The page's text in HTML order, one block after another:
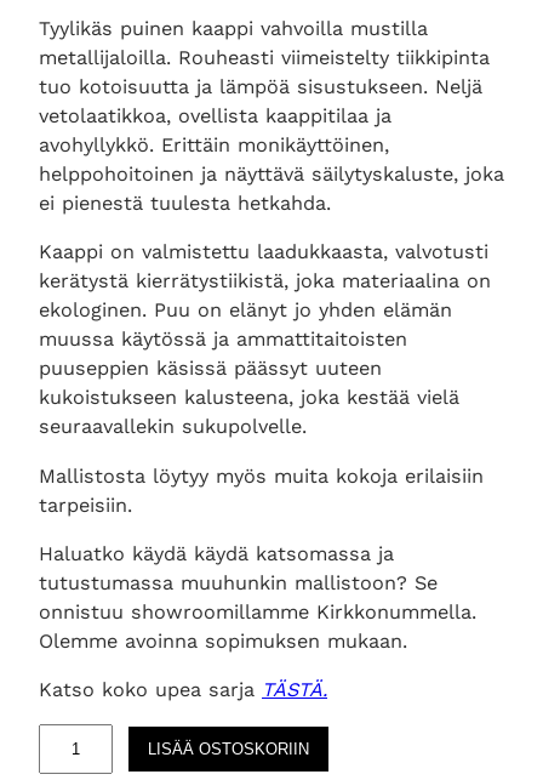
Tyylikäs puinen kaappi vahvoilla mustilla
metallijaloilla. Rouheasti viimeistelty tiikkipinta
tuo kotoisuutta ja lämpöä sisustukseen. Neljä
vetolaatikkoa, ovellista kaappitilaa ja
avohyllykkö. Erittäin monikäyttöinen,
helppohoitoinen ja näyttävä säilytyskaluste, joka
ei pienestä tuulesta hetkahda.
Kaappi on valmistettu laadukkaasta, valvotusti
kerätystä kierrätystiikistä, joka materiaalina on
ekologinen. Puu on elänyt jo yhden elämän
muussa käytössä ja ammattitaitoisten
puuseppien käsissä päässyt uuteen
kukoistukseen kalusteena, joka kestää vielä
seuraavallekin sukupolvelle.
Mallistosta löytyy myös muita kokoja erilaisiin
tarpeisiin.
Haluatko käydä käydä katsomassa ja
tutustumassa muuhunkin mallistoon? Se
onnistuu showroomillamme Kirkkonummella.
Olemme avoinna sopimuksen mukaan.
Katso koko upea sarja TÄSTÄ.
LISÄÄ OSTOSKORIIN